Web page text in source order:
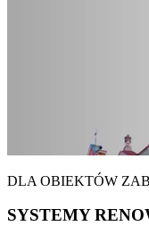
DLA OBIEKTÓW
SYSTEMY